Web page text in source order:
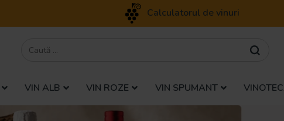
Calculatorul de vinuri
VIN ALB VIN ROZE VIN SPUMANT